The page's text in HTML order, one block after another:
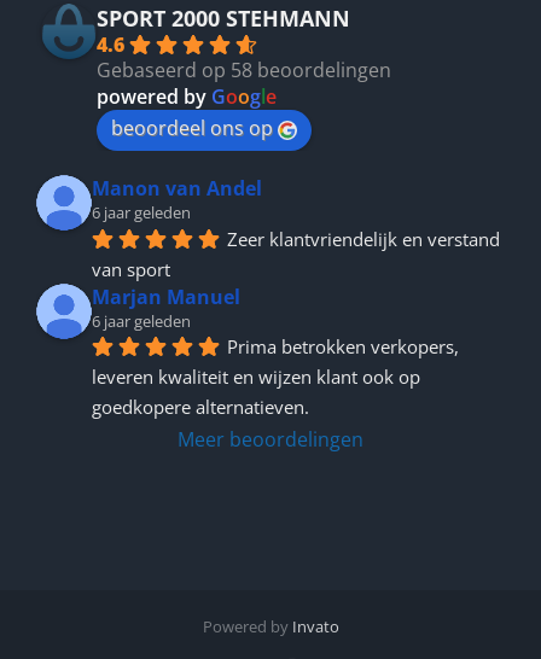
SPORT 2000 STEHMANN
4.6
Gebaseerd op 58 beoordelingen
powered by Google
beoordeel ons op
Manon van Andel
6 jaar geleden
Zeer klantvriendelijk en verstand
van sport
Marjan Manuel
6 jaar geleden
Prima betrokken verkopers,
leveren kwaliteit en wijzen klant ook op
goedkopere alternatieven.
Meer beoordelingen
Powered by Invato